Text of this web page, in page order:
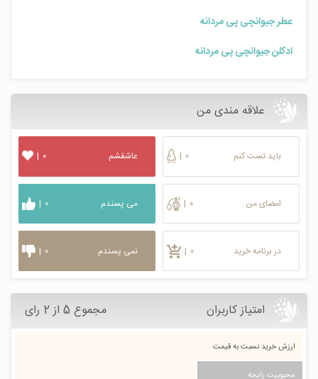
عطر جیوانچی پی مردانه
ادکلن جیوانچی پی مردانه
علاقه مندی من
باید تست کنم | ۰
امضای من | ۰
در برنامه خرید | ۰
عاشقشم | ۰
می پسندم | ۰
نمی پسندم | ۰
امتیاز کاربران مجموع 5 از 2 رای
ارزش خرید نسبت به قیمت
محبوبیت رایحه